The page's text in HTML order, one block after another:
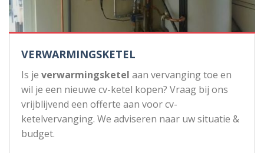
VERWARMINGSKETEL
Is je verwarmingsketel aan vervanging toe en
wil je een nieuwe cv-ketel kopen? Vraag bij ons
vrijblijvend een offerte aan voor cv-
ketelvervanging. We adviseren naar uw situatie &
budget.